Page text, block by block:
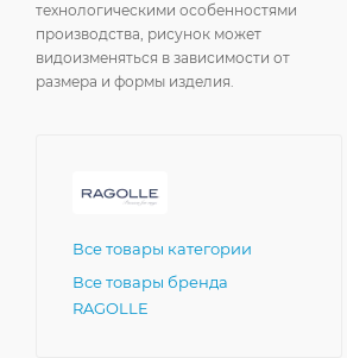
технологическими особенностями
производства, рисунок может
видоизменяться в зависимости от
размера и формы изделия.
Все товары категории
Все товары бренда
RAGOLLE